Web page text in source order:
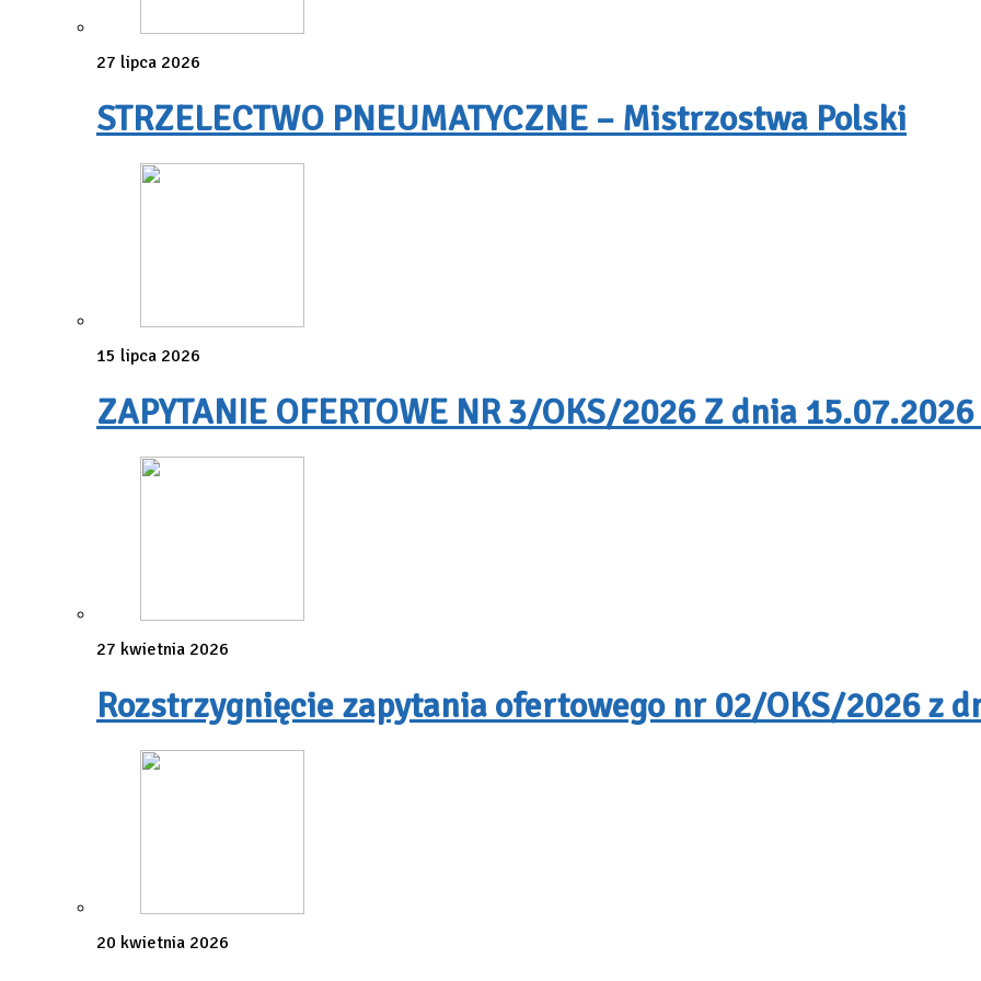
27 lipca 2026
STRZELECTWO PNEUMATYCZNE – Mistrzostwa Polski
15 lipca 2026
ZAPYTANIE OFERTOWE NR 3/OKS/2026 Z dnia
27 kwietnia 2026
Rozstrzygnięcie zapytania ofertowego nr 02/OKS/2026 z
20 kwietnia 2026